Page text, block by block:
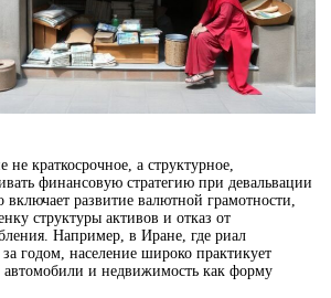
не краткосрочное, а структурное,
финансовую стратегию при девальвации
развитие валютной грамотности,
структуры активов и отказ от
Например, в Иране, где риал
за годом, население широко практикует
автомобили и недвижимость как форму